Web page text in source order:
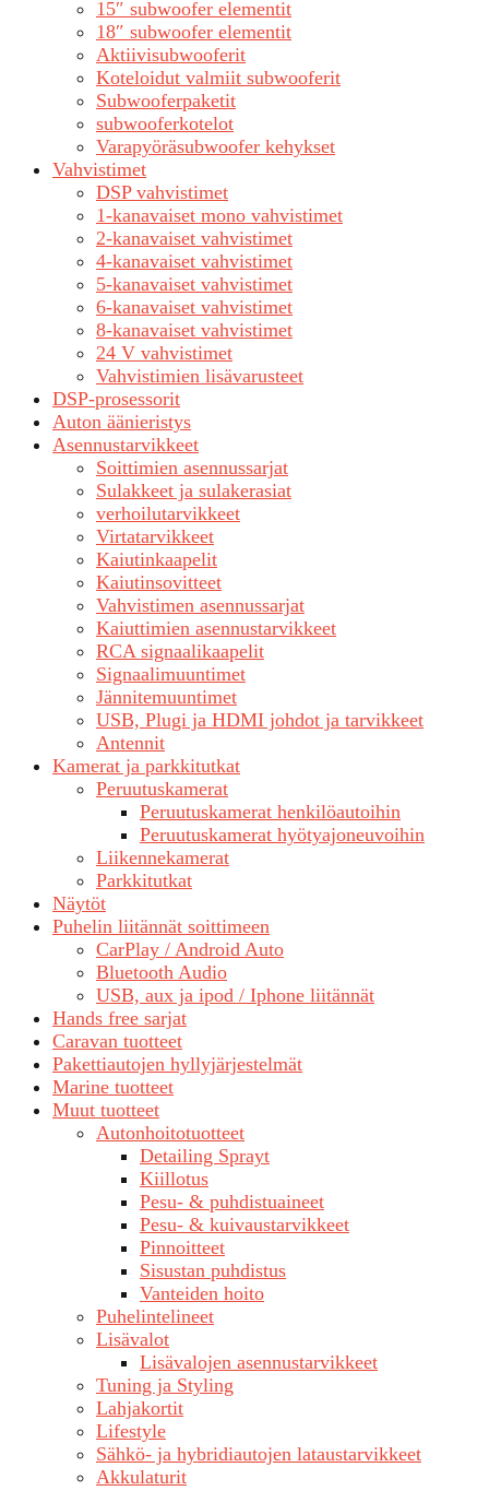
15″ subwoofer elementit
18″ subwoofer elementit
Aktiivisubwooferit
Koteloidut valmiit subwooferit
Subwooferpaketit
subwooferkotelot
Varapyöräsubwoofer kehykset
Vahvistimet
DSP vahvistimet
1-kanavaiset mono vahvistimet
2-kanavaiset vahvistimet
4-kanavaiset vahvistimet
5-kanavaiset vahvistimet
6-kanavaiset vahvistimet
8-kanavaiset vahvistimet
24 V vahvistimet
Vahvistimien lisävarusteet
DSP-prosessorit
Auton äänieristys
Asennustarvikkeet
Soittimien asennussarjat
Sulakkeet ja sulakerasiat
verhoilutarvikkeet
Virtatarvikkeet
Kaiutinkaapelit
Kaiutinsovitteet
Vahvistimen asennussarjat
Kaiuttimien asennustarvikkeet
RCA signaalikaapelit
Signaalimuuntimet
Jännitemuuntimet
USB, Plugi ja HDMI johdot ja tarvikkeet
Antennit
Kamerat ja parkkitutkat
Peruutuskamerat
Peruutuskamerat henkilöautoihin
Peruutuskamerat hyötyajoneuvoihin
Liikennekamerat
Parkkitutkat
Näytöt
Puhelin liitännät soittimeen
CarPlay / Android Auto
Bluetooth Audio
USB, aux ja ipod / Iphone liitännät
Hands free sarjat
Caravan tuotteet
Pakettiautojen hyllyjärjestelmät
Marine tuotteet
Muut tuotteet
Autonhoitotuotteet
Detailing Sprayt
Kiillotus
Pesu- & puhdistuaineet
Pesu- & kuivaustarvikkeet
Pinnoitteet
Sisustan puhdistus
Vanteiden hoito
Puhelintelineet
Lisävalot
Lisävalojen asennustarvikkeet
Tuning ja Styling
Lahjakortit
Lifestyle
Sähkö- ja hybridiautojen lataustarvikkeet
Akkulaturit